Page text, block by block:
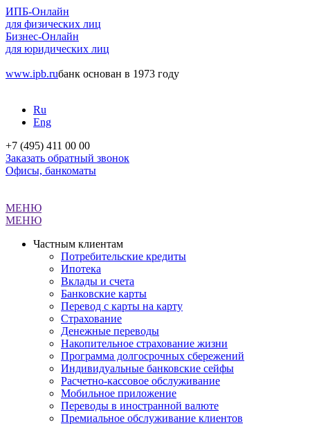
ИПБ-Онлайн
для физических лиц
Бизнес-Онлайн
для юридических лиц
www.ipb.ruбанк основан в 1973 году
Ru
Eng
+7 (495) 411 00 00
Заказать обратный звонок
Офисы, банкоматы
МЕНЮ
МЕНЮ
Частным клиентам
Потребительские кредиты
Ипотека
Вклады и счета
Банковские карты
Перевод с карты на карту
Страхование
Денежные переводы
Накопительное страхование жизни
Программа долгосрочных сбережений
Индивидуальные банковские сейфы
Расчетно-кассовое обслуживание
Мобильное приложение
Переводы в иностранной валюте
Премиальное обслуживание клиентов